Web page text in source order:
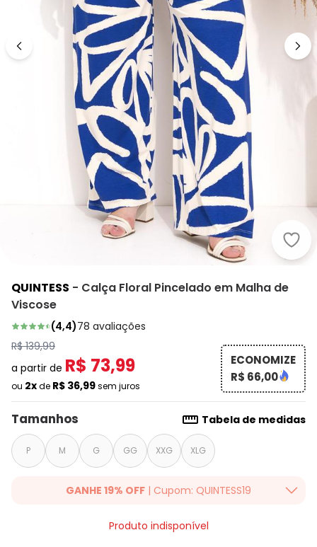
QUINTESS - Calça Floral Pincelado em Malha de
Viscose
(4,4)78 avaliações
R$ 139,99
a partir de R$ 73,99
ou 2xde R$ 36,99sem juros
ECONOMIZE
R$ 66,00
Tamanhos Tabela de medidas
P M G GG XXG XLG
GANHE 19% OFF | Cupom: QUINTESS19
QUINTESS19. Válido para toda loja Quintess, até 07/08/2026.
Produto indisponível